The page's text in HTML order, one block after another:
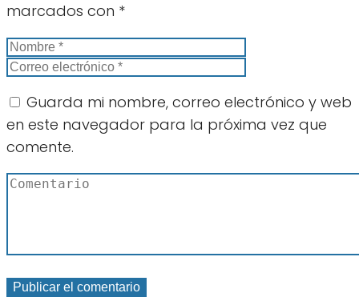
marcados con *
Guarda mi nombre, correo electrónico y web
en este navegador para la próxima vez que
comente.